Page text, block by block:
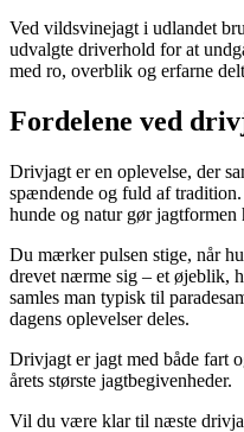
Ved vildsvinejagt i udlandet
udvalgte driverhold for at
med ro, overblik og erfarne
Fordelene ved
Drivjagt er en oplevelse, der
spændende og fuld af
hunde og natur gør jagtformen
Du mærker pulsen stige, når
drevet nærme sig – et øjeblik,
samles man typisk til
dagens oplevelser deles.
Drivjagt er jagt med både fart
årets største jagtbegivenheder.
Vil du være klar til næste